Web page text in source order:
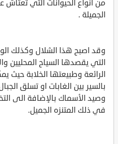
من أنواع الحيوانات التي
الجميلة .
وقد اصبح هذا الشلال وكذلك
التي يقصدها السياح المحليين
الرائعة وطبيعتها الخلابة حيث
بالسير بين الغابات او تسلق
وصيد الأسماك بالإضافة الى
في ذلك المتنزه الجميل.